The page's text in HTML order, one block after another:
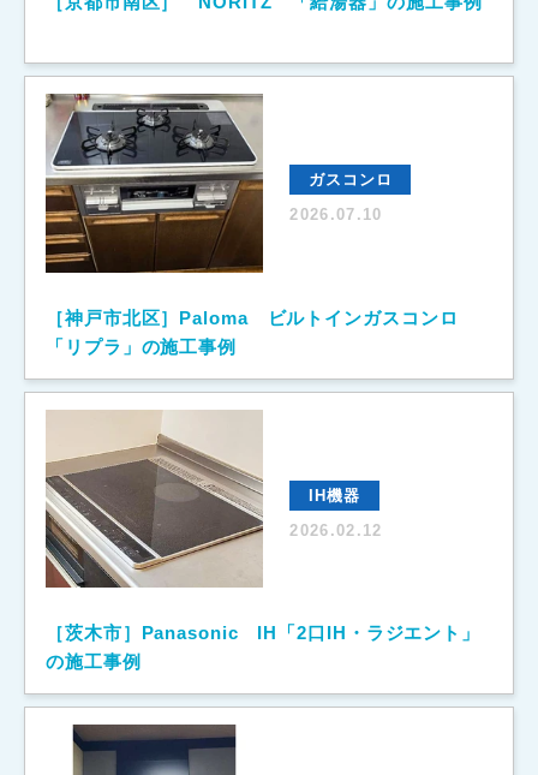
ガスコンロ
2026.07.10
［神戸市北区］Paloma ビルトインガスコンロ
「リプラ」の施工事例
IH機器
2026.02.12
［茨木市］Panasonic IH「2口IH・ラジエント」
の施工事例